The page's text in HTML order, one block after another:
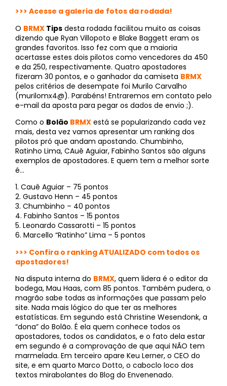
>>> Acesse a galeria de fotos da rodada!
O BRMX Tips desta rodada facilitou muito as coisas
dizendo que Ryan Villopoto e Blake Baggett eram os
grandes favoritos. Isso fez com que a maioria
acertasse estes dois pilotos como vencedores da 450
e da 250, respectivamente. Quatro apostadores
fizeram 30 pontos, e o ganhador da camiseta BRMX
pelos critérios de desempate foi Murilo Carvalho
(murilomx4@). Parabéns! Entraremos em contato pelo
e-mail da aposta para pegar os dados de envio ;).
Como o Bolão BRMX está se popularizando cada vez
mais, desta vez vamos apresentar um ranking dos
pilotos pró que andam apostando. Chumbinho,
Ratinho Lima, CAuê Aguiar, Fabinho Santos são alguns
exemplos de apostadores. E quem tem a melhor sorte
é…
1. Cauê Aguiar – 75 pontos
2. Gustavo Henn – 45 pontos
3. Chumbinho – 40 pontos
4. Fabinho Santos – 15 pontos
5. Leonardo Cassarotti – 15 pontos
6. Marcello “Ratinho” Lima – 5 pontos
>>> Confira o ranking ATUALIZADO com todos os
apostadores!
Na disputa interna do BRMX, quem lidera é o editor da
bodega, Mau Haas, com 85 pontos. Também pudera, o
magrão sabe todas as informações que passam pelo
site. Nada mais lógico do que ter as melhores
estatísticas. Em segundo está Christine Wesendonk, a
“dona” do Bolão. É ela quem conhece todos os
apostadores, todos os candidatos, e o fato dela estar
em segundo é a comprovação de que aqui NÃO tem
marmelada. Em terceiro apare Keu Lerner, o CEO do
site, e em quarto Marco Dotto, o caboclo loco dos
textos mirabolantes do Blog do Envenenado.